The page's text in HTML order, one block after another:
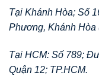
Tại Khánh Hòa; Số
Phương, Khánh Hòa
Tại HCM: Số 789;
Quận 12; TP.HCM.